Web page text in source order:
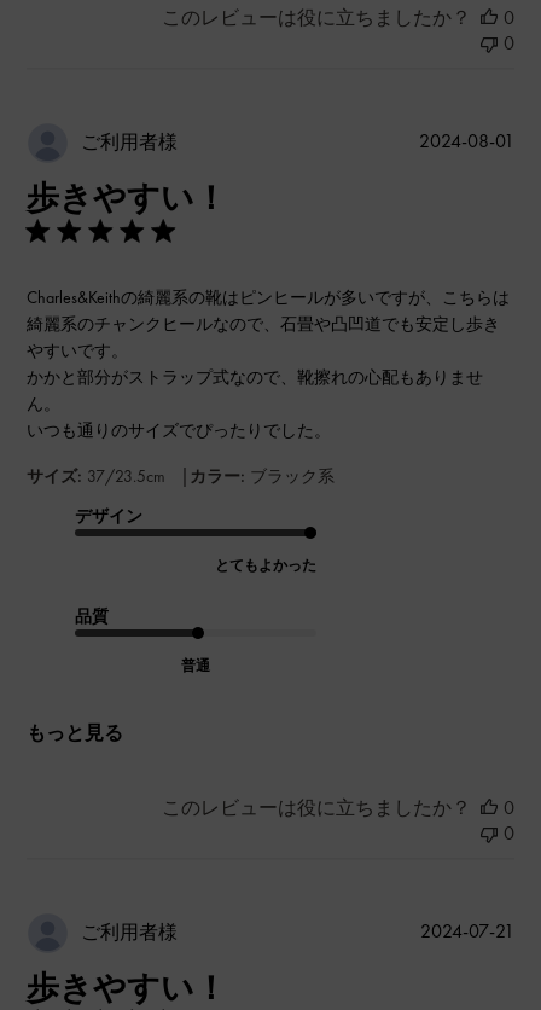
このレビューは役に立ちましたか？
0
0
ご利用者様
歩きやすい！
Charles&Keithの綺麗系の靴はピンヒールが多いですが、こちらは
綺麗系のチャンクヒールなので、石畳や凸凹道でも安定し歩き
やすいです。
かかと部分がストラップ式なので、靴擦れの心配もありませ
ん。
いつも通りのサイズでぴったりでした。
サイズ: 37/23.5cm | カラー: ブラック系
デザイン
とてもよかった
品質
普通
もっと見る
2024-08-01
このレビューは役に立ちましたか？
0
0
ご利用者様
歩きやすい！
2024-07-21